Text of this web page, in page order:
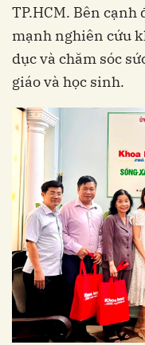
TP.HCM. Bên cạnh
mạnh nghiên cứu
dục và chăm sóc
giáo và học sinh.